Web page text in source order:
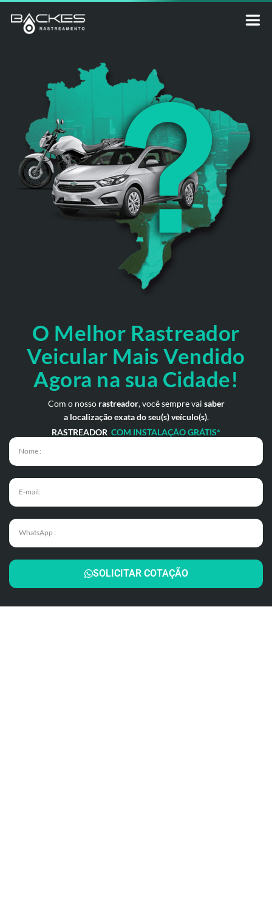
O Melhor Rastreador
Veicular Mais Vendido
Agora na sua Cidade!
Com o nosso rastreador, você sempre vai saber
a localização exata do seu(s) veículo(s).
RASTREADOR COM INSTALAÇÃO GRÁTIS*
SOLICITAR COTAÇÃO